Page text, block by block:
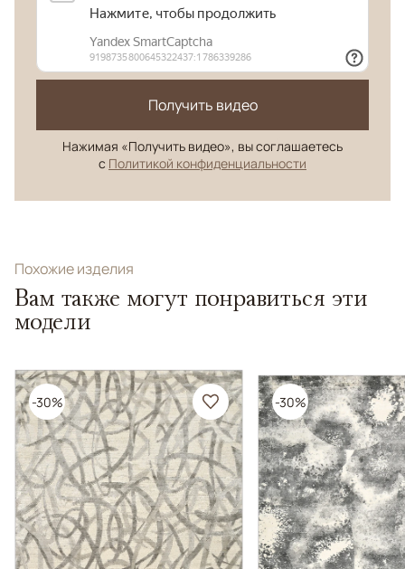
Получить видео
Нажимая «Получить видео», вы соглашаетесь
с Политикой конфиденциальности
Похожие изделия
Вам также могут понравиться эти
модели
-30% -30%